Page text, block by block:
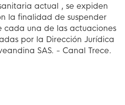
actual , se expiden
la finalidad de suspender
cada una de las actuaciones
por la Dirección Jurídica
SAS. - Canal Trece.